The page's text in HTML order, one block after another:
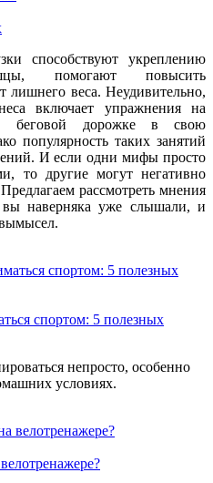
способствуют укреплению
помогают повысить
лишнего веса. Неудивительно,
включает упражнения на
беговой дорожке в свою
популярность таких занятий
И если одни мифы просто
то другие могут негативно
рассмотреть мнения
вы наверняка уже слышали, и
вымысел.
спортом: 5 полезных
непросто, особенно
условиях.